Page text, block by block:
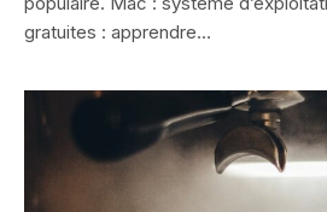
gratuites : apprendre…